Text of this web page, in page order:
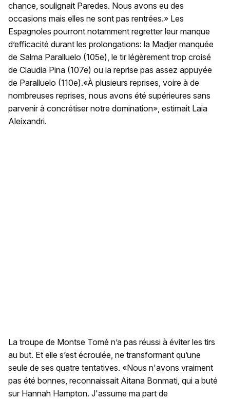
chance, soulignait Paredes. Nous avons eu des
occasions mais elles ne sont pas rentrées.» Les
Espagnoles pourront notamment regretter leur manque
d’efficacité durant les prolongations: la Madjer manquée
de Salma Paralluelo (105e), le tir légèrement trop croisé
de Claudia Pina (107e) ou la reprise pas assez appuyée
de Paralluelo (110e).«À plusieurs reprises, voire à de
nombreuses reprises, nous avons été supérieures sans
parvenir à concrétiser notre domination», estimait Laia
Aleixandri.
La troupe de Montse Tomé n’a pas réussi à éviter les tirs
au but. Et elle s’est écroulée, ne transformant qu’une
seule de ses quatre tentatives. «Nous n'avons vraiment
pas été bonnes, reconnaissait Aitana Bonmati, qui a buté
sur Hannah Hampton. J'assume ma part de